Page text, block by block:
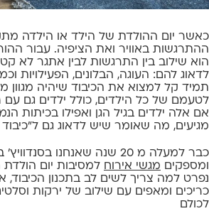
כאשר יום ההולדת של הילד או הילדה
ההתרגשות באוויר ואת הציפיה. עבור
הוא שילוב בין התרגשות לבין אתגר לא
לדאוג להם: העוגה, הבלונים, הפעילויות
תמיד קל למצוא את הכיבוד שיהיה מגוון
לטעמם של כל הילדים, כולל ילדים גם עם
אם אלה ילדים בגיל הגן ואפילו בכיתות
מגיעים, מה שאומר שיש לדאוג גם ל"כיבוד
כבר למעלה מ 20 שנה שאנחנו
ומספקים מגשי אירוח למסיבות יום
נפרט למה צריך לשים לב בתכנון הכיבוד,
כריכים ומאפים עם שילוב של ירקות
לכולם